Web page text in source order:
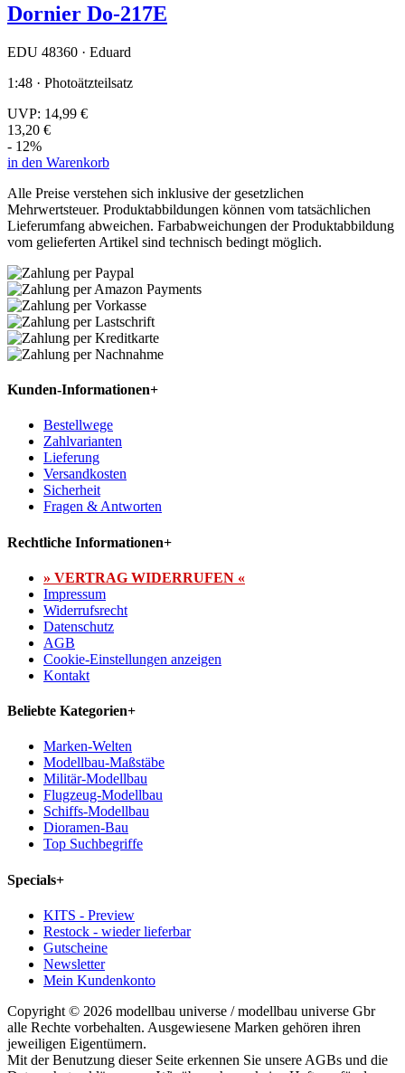
Dornier Do-217E
EDU 48360 · Eduard
1:48 · Photoätzteilsatz
UVP: 14,99 €
13,20 €
- 12%
in den Warenkorb
Alle Preise verstehen sich inklusive der gesetzlichen
Mehrwertsteuer. Produktabbildungen können vom tatsächlichen
Lieferumfang abweichen. Farbabweichungen der Produktabbildung
vom gelieferten Artikel sind technisch bedingt möglich.
Kunden-Informationen+
Bestellwege
Zahlvarianten
Lieferung
Versandkosten
Sicherheit
Fragen & Antworten
Rechtliche Informationen+
» VERTRAG WIDERRUFEN «
Impressum
Widerrufsrecht
Datenschutz
AGB
Cookie-Einstellungen anzeigen
Kontakt
Beliebte Kategorien+
Marken-Welten
Modellbau-Maßstäbe
Militär-Modellbau
Flugzeug-Modellbau
Schiffs-Modellbau
Dioramen-Bau
Top Suchbegriffe
Specials+
KITS - Preview
Restock - wieder lieferbar
Gutscheine
Newsletter
Mein Kundenkonto
Copyright © 2026 modellbau universe / modellbau universe Gbr
alle Rechte vorbehalten. Ausgewiesene Marken gehören ihren
jeweiligen Eigentümern.
Mit der Benutzung dieser Seite erkennen Sie unsere AGBs und die